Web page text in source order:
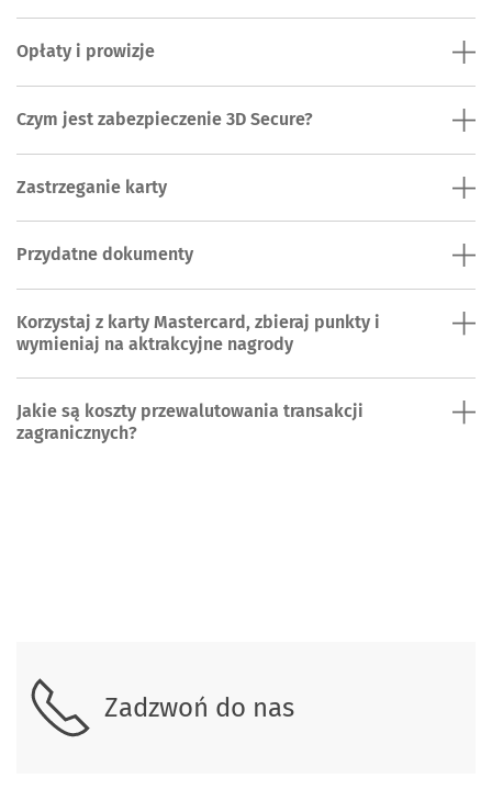
Opłaty i prowizje
Czym jest zabezpieczenie 3D Secure?
Zastrzeganie karty
Przydatne dokumenty
Korzystaj z karty Mastercard, zbieraj punkty i
wymieniaj na aktrakcyjne nagrody
Jakie są koszty przewalutowania transakcji
zagranicznych?
Zadzwoń do nas